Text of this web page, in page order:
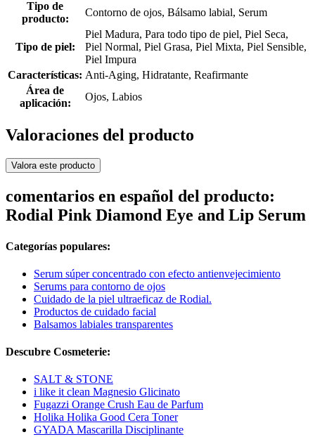
Tipo de
producto:
Contorno de ojos, Bálsamo labial, Serum
Tipo de piel:
Piel Madura, Para todo tipo de piel, Piel Seca,
Piel Normal, Piel Grasa, Piel Mixta, Piel Sensible,
Piel Impura
Características: Anti-Aging, Hidratante, Reafirmante
Área de
aplicación:
Ojos, Labios
Valoraciones del producto
Valora este producto
comentarios en español del producto:
Rodial Pink Diamond Eye and Lip Serum
Categorías populares:
Serum súper concentrado con efecto antienvejecimiento
Serums para contorno de ojos
Cuidado de la piel ultraeficaz de Rodial.
Productos de cuidado facial
Balsamos labiales transparentes
Descubre Cosmeterie:
SALT & STONE
i like it clean Magnesio Glicinato
Fugazzi Orange Crush Eau de Parfum
Holika Holika Good Cera Toner
GYADA Mascarilla Disciplinante